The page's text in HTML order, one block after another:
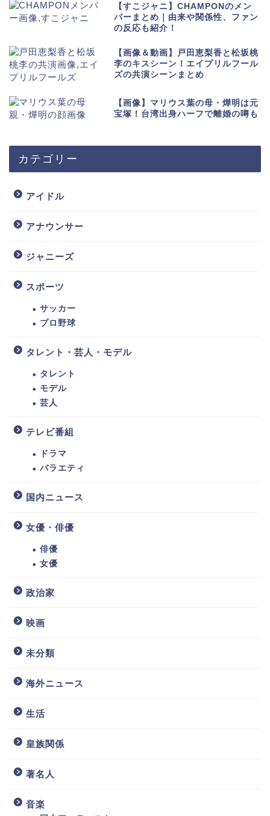
【すこジャニ】CHAMPONのメン
バーまとめ｜由来や関係性、ファン
の反応も紹介！
【画像＆動画】戸田恵梨香と松坂桃
李のキスシーン！エイプリルフール
ズの共演シーンまとめ
【画像】マリウス葉の母・燁明は元
宝塚！台湾出身ハーフで離婚の噂も
カテゴリー
アイドル
アナウンサー
ジャニーズ
スポーツ
サッカー
プロ野球
タレント・芸人・モデル
タレント
モデル
芸人
テレビ番組
ドラマ
バラエティ
国内ニュース
女優・俳優
俳優
女優
政治家
映画
未分類
海外ニュース
生活
皇族関係
著名人
音楽